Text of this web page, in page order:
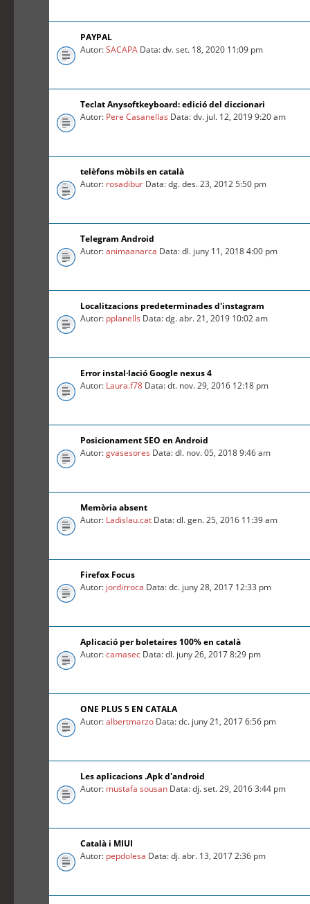
PAYPAL
Autor:SACAPA Data: dv. set. 18, 2020 11:09 pm
Teclat Anysoftkeyboard: edició del diccionari
Autor: Pere Casanellas Data: dv. jul. 12, 2019 9:20 am
telèfons mòbils en català
Autor: rosadibur Data: dg. des. 23, 2012 5:50 pm
Telegram Android
Autor:animaanarca Data: dl. juny 11, 2018 4:00 pm
Localitzacions predeterminades d'instagram
Autor: pplanells Data: dg. abr. 21, 2019 10:02 am
Error instal·lació Google nexus 4
Autor: Laura.f78 Data: dt. nov. 29, 2016 12:18 pm
Posicionament SEO en Android
Autor:gvasesores Data: dl. nov. 05, 2018 9:46 am
Memòria absent
Autor: Ladislau.cat Data: dl. gen. 25, 2016 11:39 am
Firefox Focus
Autor: jordirroca Data: dc. juny 28, 2017 12:33 pm
Aplicació per boletaires 100% en català
Autor:camasec Data: dl. juny 26, 2017 8:29 pm
ONE PLUS 5 EN CATALA
Autor:albertmarzo Data: dc. juny 21, 2017 6:56 pm
Les aplicacions .Apk d'android
Autor: mustafa sousan Data: dj. set. 29, 2016 3:44 pm
Català i MIUI
Autor: pepdolesa Data: dj. abr. 13, 2017 2:36 pm